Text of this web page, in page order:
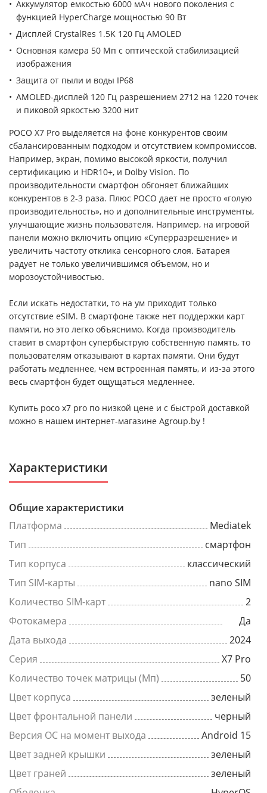
Аккумулятор емкостью 6000 мАч нового поколения с
функцией HyperCharge мощностью 90 Вт
Дисплей CrystalRes 1.5K 120 Гц AMOLED
Основная камера 50 Мп с оптической стабилизацией
изображения
Защита от пыли и воды IP68
AMOLED-дисплей 120 Гц разрешением 2712 на 1220 точек
и пиковой яркостью 3200 нит
POCO X7 Pro выделяется на фоне конкурентов своим
сбалансированным подходом и отсутствием компромиссов.
Например, экран, помимо высокой яркости, получил
сертификацию и HDR10+, и Dolby Vision. По
производительности смартфон обгоняет ближайших
конкурентов в 2-3 раза. Плюс POCO дает не просто «голую
производительность», но и дополнительные инструменты,
улучшающие жизнь пользователя. Например, на игровой
панели можно включить опцию «Суперразрешение» и
увеличить частоту отклика сенсорного слоя. Батарея
радует не только увеличившимся объемом, но и
морозоустойчивостью.
Если искать недостатки, то на ум приходит только
отсутствие eSIM. В смартфоне также нет поддержки карт
памяти, но это легко объяснимо. Когда производитель
ставит в смартфон супербыструю собственную память, то
пользователям отказывают в картах памяти. Они будут
работать медленнее, чем встроенная память, и из-за этого
весь смартфон будет ощущаться медленнее.
Купить poco x7 pro по низкой цене и с быстрой доставкой
можно в нашем интернет-магазине Agroup.by !
Характеристики
Общие характеристики
Платформа
Mediatek
Тип
смартфон
Тип корпуса
классический
Тип SIM-карты
nano SIM
Количество SIM-карт
2
Фотокамера
Да
Дата выхода
2024
Серия
X7 Pro
Количество точек матрицы (Мп)
50
Цвет корпуса
зеленый
Цвет фронтальной панели
черный
Версия ОС на момент выхода
Android 15
Цвет задней крышки
зеленый
Цвет граней
зеленый